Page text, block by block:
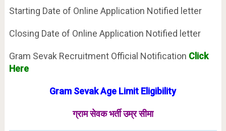
Starting Date of Online Application Notified letter
Closing Date of Online Application Notified letter
Gram Sevak Recruitment Official Notification Click
Here
Gram Sevak Age Limit Eligibility
ग्राम सेवक भर्ती उम्र सीमा